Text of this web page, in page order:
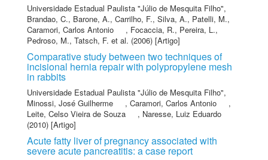
Universidade Estadual Paulista "Júlio de Mesquita Filho",
Brandao, C., Barone, A., Carrilho, F., Silva, A., Patelli, M.,
Caramori, Carlos Antonio
, Focaccia, R., Pereira, L.,
Pedroso, M., Tatsch, F. et al. (2006) [Artigo]
Comparative study between two techniques of
incisional hernia repair with polypropylene mesh
in rabbits
Universidade Estadual Paulista "Júlio de Mesquita Filho",
Minossi, José Guilherme
, Caramori, Carlos Antonio
,
Leite, Celso Vieira de Souza
, Naresse, Luiz Eduardo
(2010) [Artigo]
Acute fatty liver of pregnancy associated with
severe acute pancreatitis: a case report